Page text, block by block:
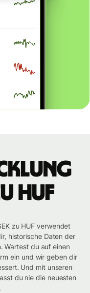
HUF
zu HUF verwendet
historische Daten der
Wartest du auf einen
ein und wir geben dir
Und mit unseren
du nie die neuesten